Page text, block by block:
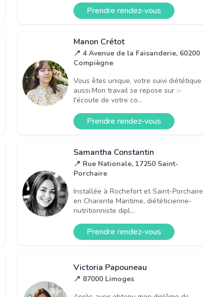
Prendre rendez-vous
Manon Crétot
📍 4 Avenue de la Faisanderie, 60200
Compiègne
Vous êtes unique, votre suivi diététique
aussi.Mon travail se repose sur :-
l'écoute de votre co...
Prendre rendez-vous
Samantha Constantin
📍 Rue Nationale, 17250 Saint-
Porchaire
Installée à Rochefort et Saint-Porchaire
en Charente Maritime, diététicienne-
nutritionniste dipl...
Prendre rendez-vous
Victoria Papouneau
📍 87000 Limoges